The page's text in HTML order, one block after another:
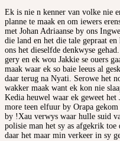
Ek is nie n kenner van volke nie
planne te maak en om iewers
met Johan Adriaanse by ons
die land en het die tale gepraat
ons het dieselfde denkwyse
gery en ek wou Jakkie se ouers
maak waar ek so baie leeus al
daar terug na Nyati. Serowe het
wakker maak want ek kon nie
Kedia heuwel waar ek geweet het
more teen elfuur by Orapa
by !Xau verwys waar hulle suid
polisie man het sy as afgekrik
daar het maar min verkeer in sy